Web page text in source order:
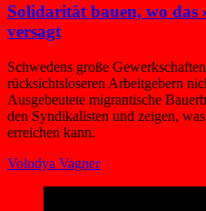
Solidarität bauen, wo das
versagt
Schwedens große
rücksichtsloseren Arbeitgebern
Ausgebeutete migrantische
den Syndikalisten und zeigen,
erreichen kann.
Volodya Vagner